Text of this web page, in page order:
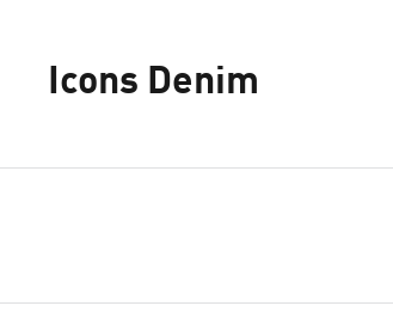
Icons Denim